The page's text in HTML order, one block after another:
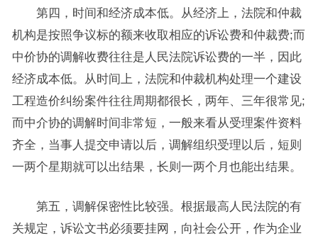
第四，时间和经济成本低。从经济上，法院和仲裁
机构是按照争议标的额来收取相应的诉讼费和仲裁费;而
中价协的调解收费往往是人民法院诉讼费的一半，因此
经济成本低。从时间上，法院和仲裁机构处理一个建设
工程造价纠纷案件往往周期都很长，两年、三年很常见;
而中介协的调解时间非常短，一般来看从受理案件资料
齐全，当事人提交申请以后，调解组织受理以后，短则
一两个星期就可以出结果，长则一两个月也能出结果。
第五，调解保密性比较强。根据最高人民法院的有
关规定，诉讼文书必须要挂网，向社会公开，作为企业